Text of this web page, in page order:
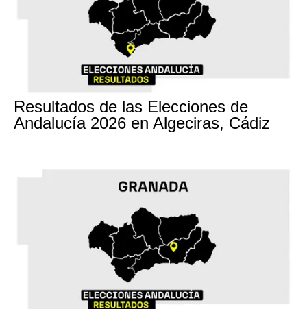
Resultados de las Elecciones de
Andalucía 2026 en Algeciras, Cádiz